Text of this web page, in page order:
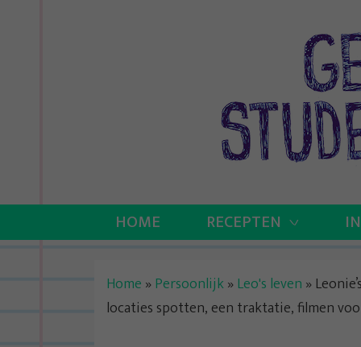
HOME RECEPTEN
Home » Persoonlijk» Leo's leven »
locaties spotten, een traktatie, filmen